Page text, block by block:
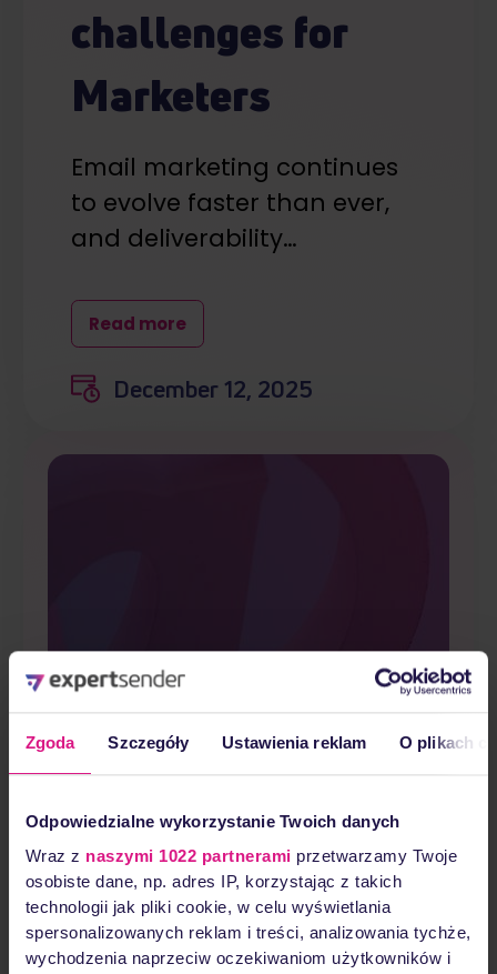
Zgoda Szczegóły Ustawienia reklam O plikach
Odpowiedzialne wykorzystanie Twoich danych
Wraz z naszymi 1022 partnerami przetwarzamy Twoje
osobiste dane, np. adres IP, korzystając z takich
technologii jak pliki cookie, w celu wyświetlania
spersonalizowanych reklam i treści, analizowania tychże,
wychodzenia naprzeciw oczekiwaniom użytkowników i
challenges for
Marketers
Email marketing continues
to evolve faster than ever,
and deliverability…
Read more
December 12, 2025
Marketing
automation
scenarios: a